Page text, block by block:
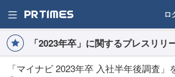
ロ
「2023年卒」に関するプレスリリ
「マイナビ 2023年卒 入社半年後調査」